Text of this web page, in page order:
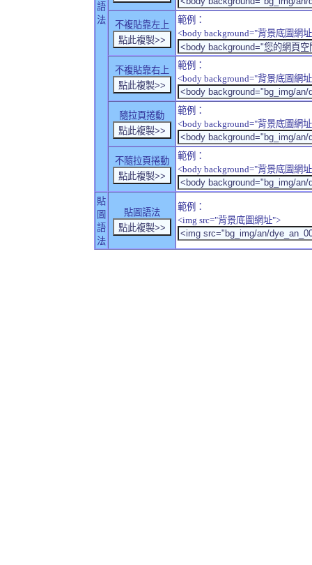
語
法
不複貼靠左上
範例：
<body background="背景底圖網
不複貼靠右上
範例：
<body background="背景底圖網
隨拉頁捲動
範例：
<body background="背景底圖網
不隨拉頁捲動
範例：
<body background="背景底圖網
貼
圖
語
法
貼圖語法
範例：
<img src="背景底圖網址">